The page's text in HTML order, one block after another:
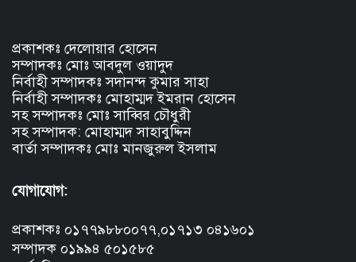
প্রকাশকঃ দেলোয়ার হোসেন
সম্পাদকঃ মোঃ আবদুল ওয়াদুদ
নির্বাহী সম্পাদকঃ সদানন্দ কুমার সাহা
নির্বাহী সম্পাদকঃ মোহাম্মদ ইমরান হোসেন
সহ সম্পাদকঃ মোঃ সাব্বির চৌধুরী
সহ সম্পাদক: মোহাম্মদ সাহাবুদ্দিন
বার্তা সম্পাদকঃ মোঃ মানজুরুল ইসলাম
যোগাযোগ:
প্রকাশকঃ ০১৭৭৯৮৮০০৭৭,০১৭১৩ ০৪১৬০১
সম্পাদক ০১৯৯৪ ৫০১৫৮৫